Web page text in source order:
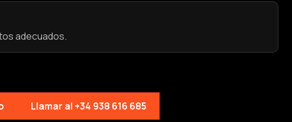
adecuados.
Llamar al +34 938 616 685